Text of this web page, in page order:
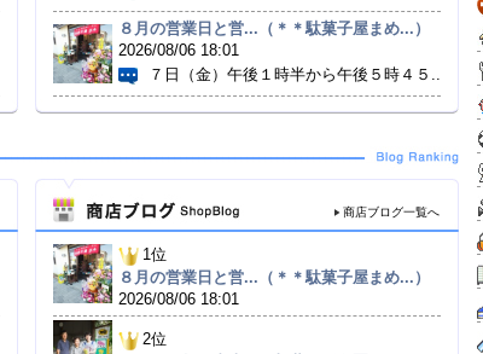
８月の営業日と営...（＊＊駄菓子屋まめ...）
2026/08/06 18:01
７日（金）午後１時半から午後５時４５...
商店ブログ一覧へ
1位
８月の営業日と営...（＊＊駄菓子屋まめ...）
2026/08/06 18:01
2位